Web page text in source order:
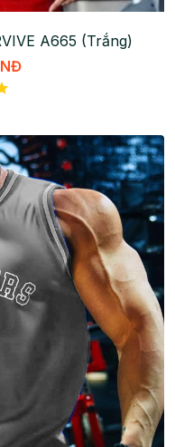
A665 (Trắng)